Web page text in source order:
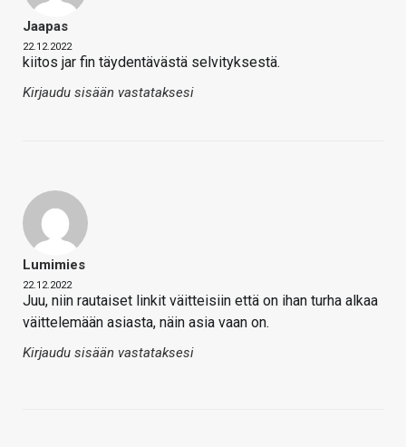
Jaapas
22.12.2022
kiitos jar fin täydentävästä selvityksestä.
Kirjaudu sisään vastataksesi
Lumimies
22.12.2022
Juu, niin rautaiset linkit väitteisiin että on ihan turha alkaa
väittelemään asiasta, näin asia vaan on.
Kirjaudu sisään vastataksesi